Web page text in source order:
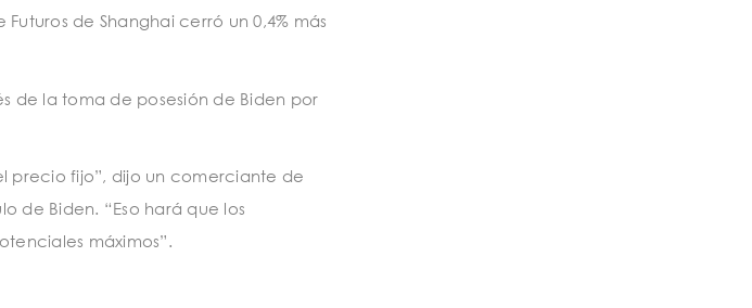
de Shanghai cerró un 0,4% más
de la toma de posesión de Biden por
precio fijo”, dijo un comerciante de
de Biden. “Eso hará que los
máximos”.